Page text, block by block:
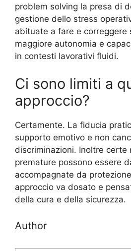
problem solving la presa di
gestione dello stress
abituate a fare e correggere
maggiore autonomia e
in contesti lavorativi fluidi.
Ci sono limiti a
approccio?
Certamente. La fiducia
supporto emotivo e non
discriminazioni. Inoltre certe
premature possono essere
accompagnate da
approccio va dosato e
della cura e della sicurezza.
Author